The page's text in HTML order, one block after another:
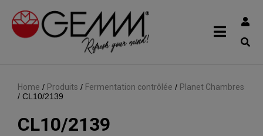
Home / Produits / Fermentation contrôlée / Planet Chambres
/ CL10/2139
CL10/2139